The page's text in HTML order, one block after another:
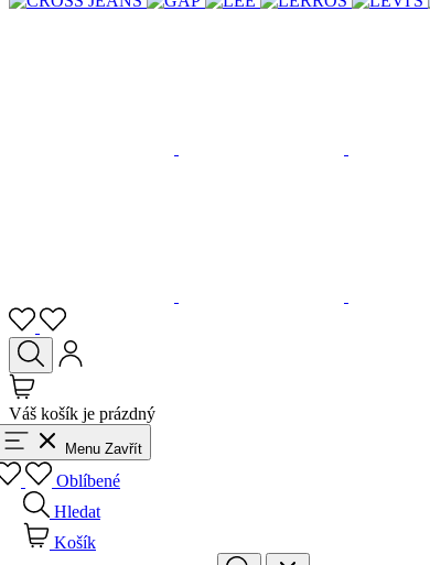
Váš košík je prázdný
Menu Zavřít
Oblíbené
Hledat
Košík